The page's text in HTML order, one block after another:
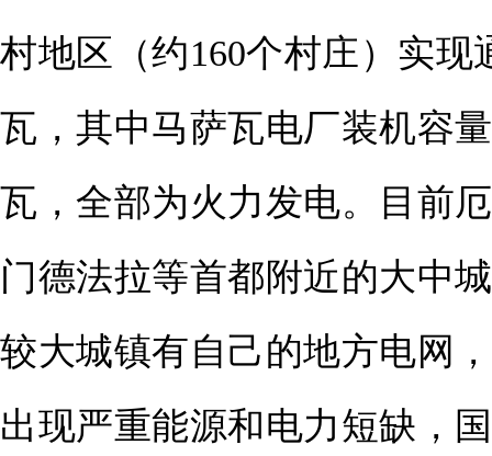
村地区（约160个村庄）实
瓦，其中马萨瓦电厂装机容
瓦，全部为火力发电。目前
门德法拉等首都附近的大中
较大城镇有自己的地方电网
出现严重能源和电力短缺，